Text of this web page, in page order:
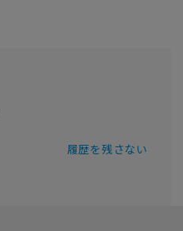
履歴を残さない